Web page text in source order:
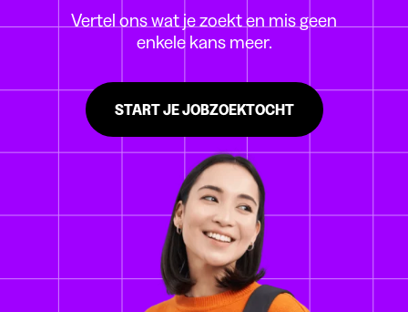
Vertel ons wat je zoekt en mis geen
enkele kans meer.
START JE JOBZOEKTOCHT